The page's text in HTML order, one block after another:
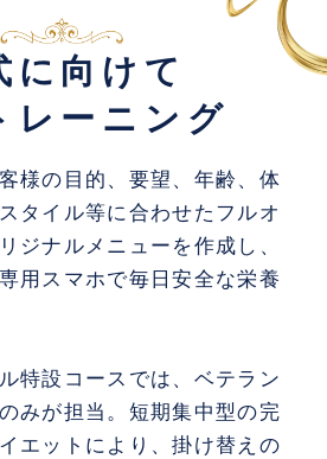
に向けて
レーニング
様の目的、要望、年齢、体
タイル等に合わせたフルオ
ジナルメニューを作成し、
用スマホで毎日安全な栄養
特設コースでは、ベテラン
みが担当。短期集中型の完
エットにより、掛け替えの